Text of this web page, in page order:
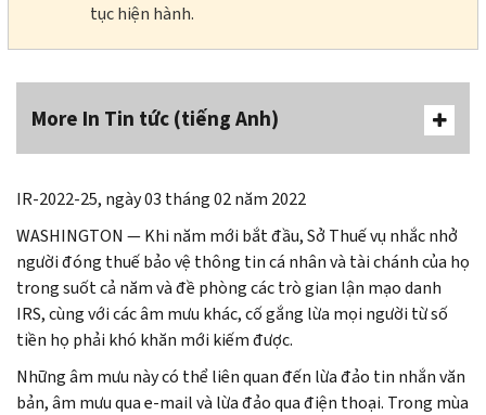
tục hiện hành.
More In Tin tức (tiếng Anh)
IR-2022-25, ngày 03 tháng 02 năm 2022
WASHINGTON — Khi năm mới bắt đầu, Sở Thuế vụ nhắc nhở
người đóng thuế bảo vệ thông tin cá nhân và tài chánh của họ
trong suốt cả năm và đề phòng các trò gian lận mạo danh
IRS, cùng với các âm mưu khác, cố gắng lừa mọi người từ số
tiền họ phải khó khăn mới kiếm được.
Những âm mưu này có thể liên quan đến lừa đảo tin nhắn văn
bản, âm mưu qua e-mail và lừa đảo qua điện thoại. Trong mùa